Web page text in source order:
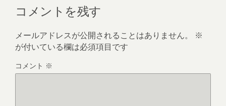
コメントを残す
メールアドレスが公開されることはありません。
※
が付いている欄は必須項目です
コメント ※